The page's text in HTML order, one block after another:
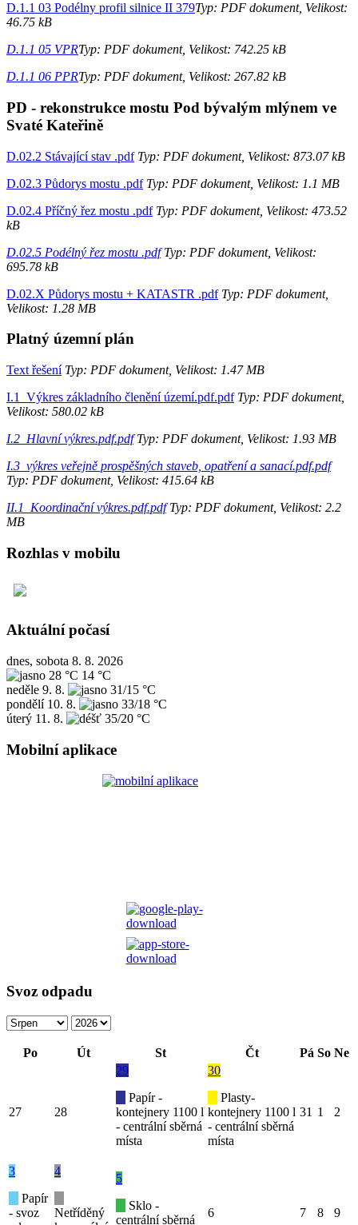
D.1.1 03 Podélny profil silnice II 379Typ: PDF dokument, Velikost:
46.75 kB
D.1.1 05 VPRTyp: PDF dokument, Velikost: 742.25 kB
D.1.1 06 PPRTyp: PDF dokument, Velikost: 267.82 kB
PD - rekonstrukce mostu Pod bývalým mlýnem ve
Svaté Kateřině
D.02.2 Stávající stav .pdfTyp: PDF dokument, Velikost: 873.07 kB
D.02.3 Půdorys mostu .pdfTyp: PDF dokument, Velikost: 1.1 MB
D.02.4 Příčný řez mostu .pdfTyp: PDF dokument, Velikost: 473.52
kB
D.02.5 Podélný řez mostu .pdfTyp: PDF dokument, Velikost:
695.78 kB
D.02.X Půdorys mostu + KATASTR .pdfTyp: PDF dokument,
Velikost: 1.28 MB
Platný územní plán
Text řešeníTyp: PDF dokument, Velikost: 1.47 MB
I.1_Výkres základního členění území.pdf.pdfTyp: PDF dokument,
Velikost: 580.02 kB
I.2_Hlavní výkres.pdf.pdfTyp: PDF dokument, Velikost: 1.93 MB
I.3_výkres veřejně prospěšných staveb, opatření a sanací.pdf.pdf
Typ: PDF dokument, Velikost: 415.64 kB
II.1_Koordinační výkres.pdf.pdfTyp: PDF dokument, Velikost: 2.2
MB
Rozhlas v mobilu
Aktuální počasí
dnes, sobota 8. 8. 2026
28 °C 14 °C
neděle 9. 8.
31/15 °C
pondělí 10. 8.
33/18 °C
úterý 11. 8. 35/20 °C
Mobilní aplikace
Svoz odpadu
Po Út St Čt Pá So Ne
27 28
29
Papír -
kontejnery 1100 l
- centrální sběrná
místa
30
Plasty-
kontejnery 1100 l
- centrální sběrná
místa
31 1 2
3
Papír
- svoz
4
Netříděný
5
Sklo -
centrální sběrná
6 7 8 9